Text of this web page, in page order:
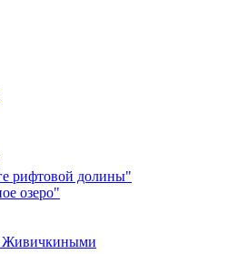
рифтовой долины"
озеро"
Живичкиными